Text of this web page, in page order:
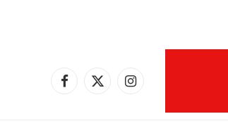
Facebook
X
Instagram